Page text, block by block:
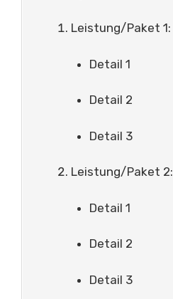
Leistung/Paket 1:
Detail 1
Detail 2
Detail 3
Leistung/Paket 2:
Detail 1
Detail 2
Detail 3